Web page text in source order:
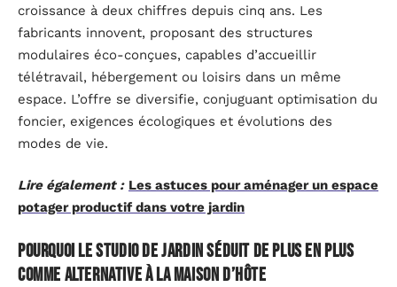
croissance à deux chiffres depuis cinq ans. Les
fabricants innovent, proposant des structures
modulaires éco-conçues, capables d’accueillir
télétravail, hébergement ou loisirs dans un même
espace. L’offre se diversifie, conjuguant optimisation du
foncier, exigences écologiques et évolutions des
modes de vie.
Lire également : Les astuces pour aménager un espace
potager productif dans votre jardin
Pourquoi le studio de jardin séduit de plus en plus
comme alternative à la maison d’hôte